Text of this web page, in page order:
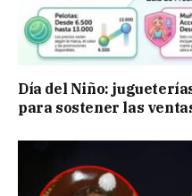
Día del Niño:
para sostener las